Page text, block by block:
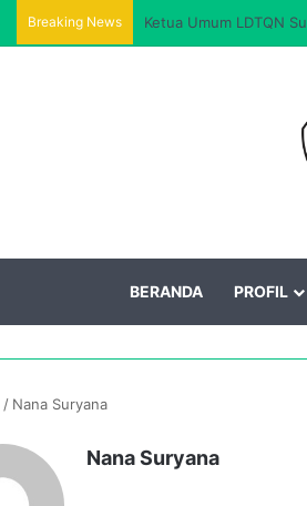
Breaking News Ketua Umum LDTQN
BERANDA PROFIL
/ Nana Suryana
Nana Suryana